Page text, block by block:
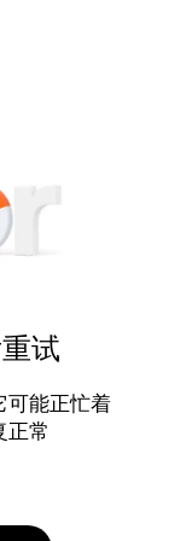
试
可能正忙着
正常